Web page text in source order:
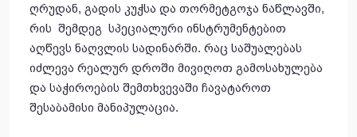
ღრუდან, გადის კუჭსა და თორმეტგოჯა ნაწლავში,
რის შემდეგ სპეციალური ინსტრუმენტებით
აღწევს ნაღვლის სადინარში. რაც საშუალებას
იძლევა რეალურ დროში მივიღოთ გამოსახულება
და საჭიროების შემთხვევაში ჩავატაროთ
შესაბამისი მანიპულაცია.